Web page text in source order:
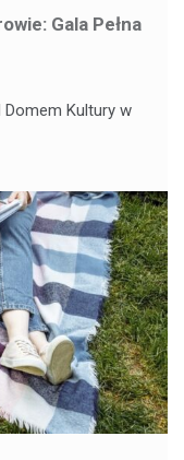
Gala Pełna
Kultury w